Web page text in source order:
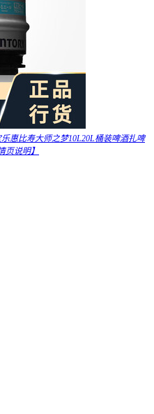
惠比寿大师之梦10L20L桶装啤酒扎啤
页说明】